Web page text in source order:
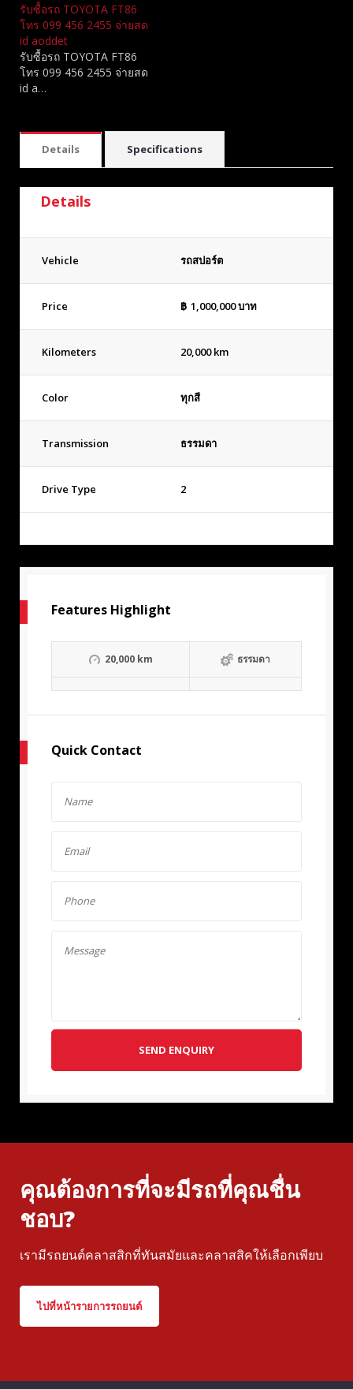
รับซื้อรถ TOYOTA FT86
โทร 099 456 2455 จ่ายสด
id aoddet
รับซื้อรถ TOYOTA FT86
โทร 099 456 2455 จ่ายสด
id a…
Details Specifications
Details
Vehicle รถสปอร์ต
Price ฿ 1,000,000บาท
Kilometers 20,000 km
Color ทุกสี
Transmission ธรรมดา
Drive Type 2
Features Highlight
20,000 km ธรรมดา
Quick Contact
SEND ENQUIRY
คุณต้องการที่จะมีรถที่คุณชื่น
ชอบ?
เรามีรถยนต์คลาสสิกที่ทันสมัยและคลาสสิคให้เลือกเพียบ
ไปที่หน้ารายการรถยนต์